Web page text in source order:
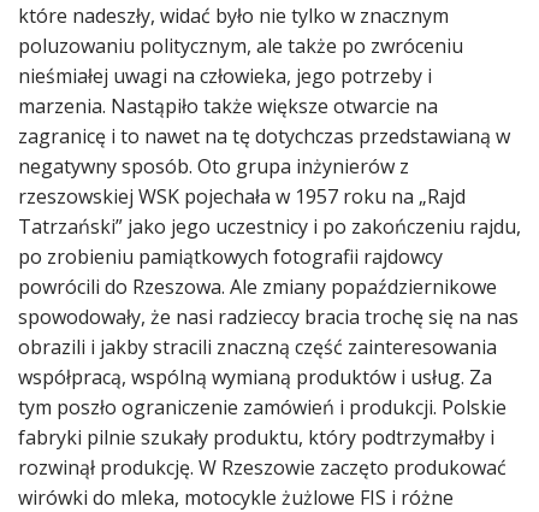
które nadeszły, widać było nie tylko w znacznym
poluzowaniu politycznym, ale także po zwróceniu
nieśmiałej uwagi na człowieka, jego potrzeby i
marzenia. Nastąpiło także większe otwarcie na
zagranicę i to nawet na tę dotychczas przedstawianą w
negatywny sposób. Oto grupa inżynierów z
rzeszowskiej WSK pojechała w 1957 roku na „Rajd
Tatrzański” jako jego uczestnicy i po zakończeniu rajdu,
po zrobieniu pamiątkowych fotografii rajdowcy
powrócili do Rzeszowa. Ale zmiany popaździernikowe
spowodowały, że nasi radzieccy bracia trochę się na nas
obrazili i jakby stracili znaczną część zainteresowania
współpracą, wspólną wymianą produktów i usług. Za
tym poszło ograniczenie zamówień i produkcji. Polskie
fabryki pilnie szukały produktu, który podtrzymałby i
rozwinął produkcję. W Rzeszowie zaczęto produkować
wirówki do mleka, motocykle żużlowe FIS i różne